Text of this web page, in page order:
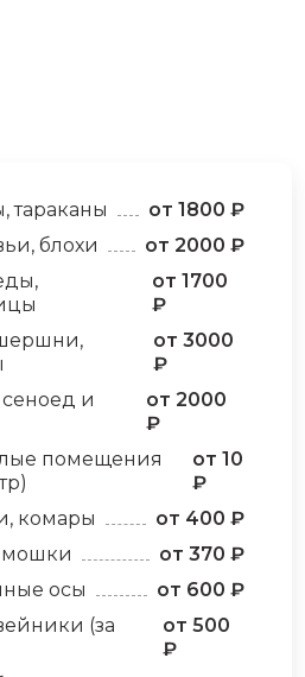
тараканы
от 1800 ₽
блохи
от 2000 ₽
от 1700
₽
от 3000
₽
и
от 2000
₽
помещения
от 10
₽
комары
от 400 ₽
мошки
от 370 ₽
осы
от 600 ₽
(за
от 500
₽